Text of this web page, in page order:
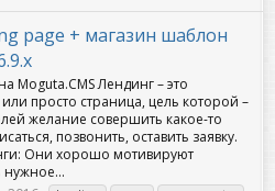
page + магазин шаблон
Moguta.CMS Лендинг – это
просто страница, цель которой –
желание совершить какое-то
позвонить, оставить заявку.
Они хорошо мотивируют
нужное...